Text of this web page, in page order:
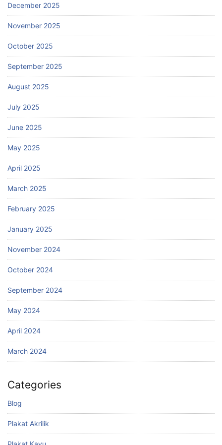
December 2025
November 2025
October 2025
September 2025
August 2025
July 2025
June 2025
May 2025
April 2025
March 2025
February 2025
January 2025
November 2024
October 2024
September 2024
May 2024
April 2024
March 2024
Categories
Blog
Plakat Akrilik